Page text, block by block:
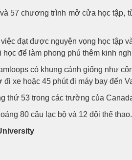
57 chương trình mở cửa học tập,
đạt được nguyện vọng học tập
để làm phong phú thêm kinh
có khung cảnh giống như
xe hoặc 45 phút đi máy bay đến
thứ 53 trong các trường của
80 câu lạc bộ và 12 đội thể thao.